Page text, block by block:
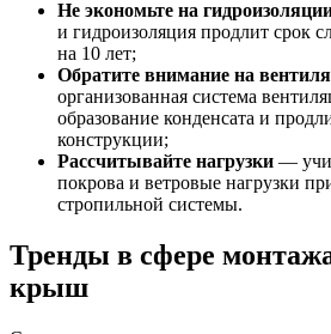
Не экономьте на
и гидроизоляция продлит срок
на 10 лет;
Обратите внимание на
организованная система
образование конденсата и
конструкции;
Рассчитывайте нагрузки —
покрова и ветровые нагрузки
стропильной системы.
Тренды в сфере
крыш